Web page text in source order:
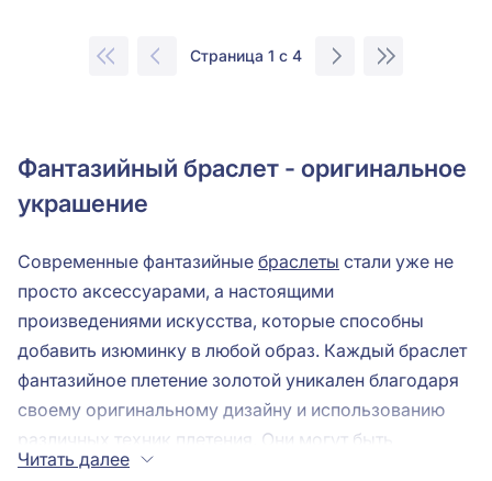
Страница 1 с 4
Фантазийный браслет - оригинальное
украшение
Современные фантазийные браслеты стали уже не
просто аксессуарами, а настоящими
произведениями искусства, которые способны
добавить изюминку в любой образ. Каждый браслет
фантазийное плетение золотой уникален благодаря
своему оригинальному дизайну и использованию
различных техник плетения. Они могут быть
выполнены из золота, серебра или
Читать далее